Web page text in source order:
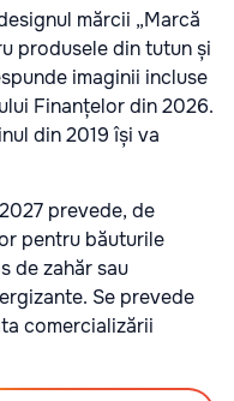
mărcii „Marcă
produsele din tutun și
imaginii incluse
Finanțelor din 2026.
din 2019 își va
prevede, de
pentru băuturile
de zahăr sau
Se prevede
comercializării